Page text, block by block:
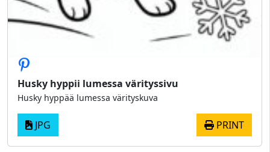
Husky hyppii lumessa värityssivu
Husky hyppää lumessa värityskuva
JPG PRINT